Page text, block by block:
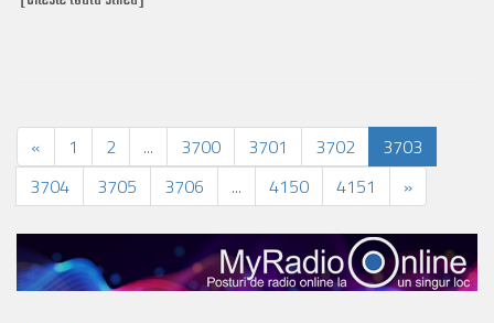
« 1 2 ... 3700 3701 3702
3703
3704
3705 3706 ... 4150 4151 »